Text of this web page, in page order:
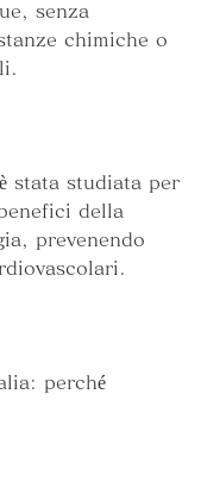
senza
chimiche o
stata studiata per
della
prevenendo
perché